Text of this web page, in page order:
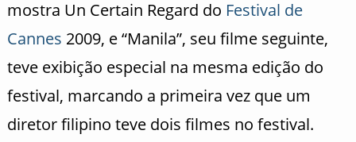
mostra Un Certain Regard do Festival de
Cannes 2009, e “Manila”, seu filme seguinte,
teve exibição especial na mesma edição do
festival, marcando a primeira vez que um
diretor filipino teve dois filmes no festival.